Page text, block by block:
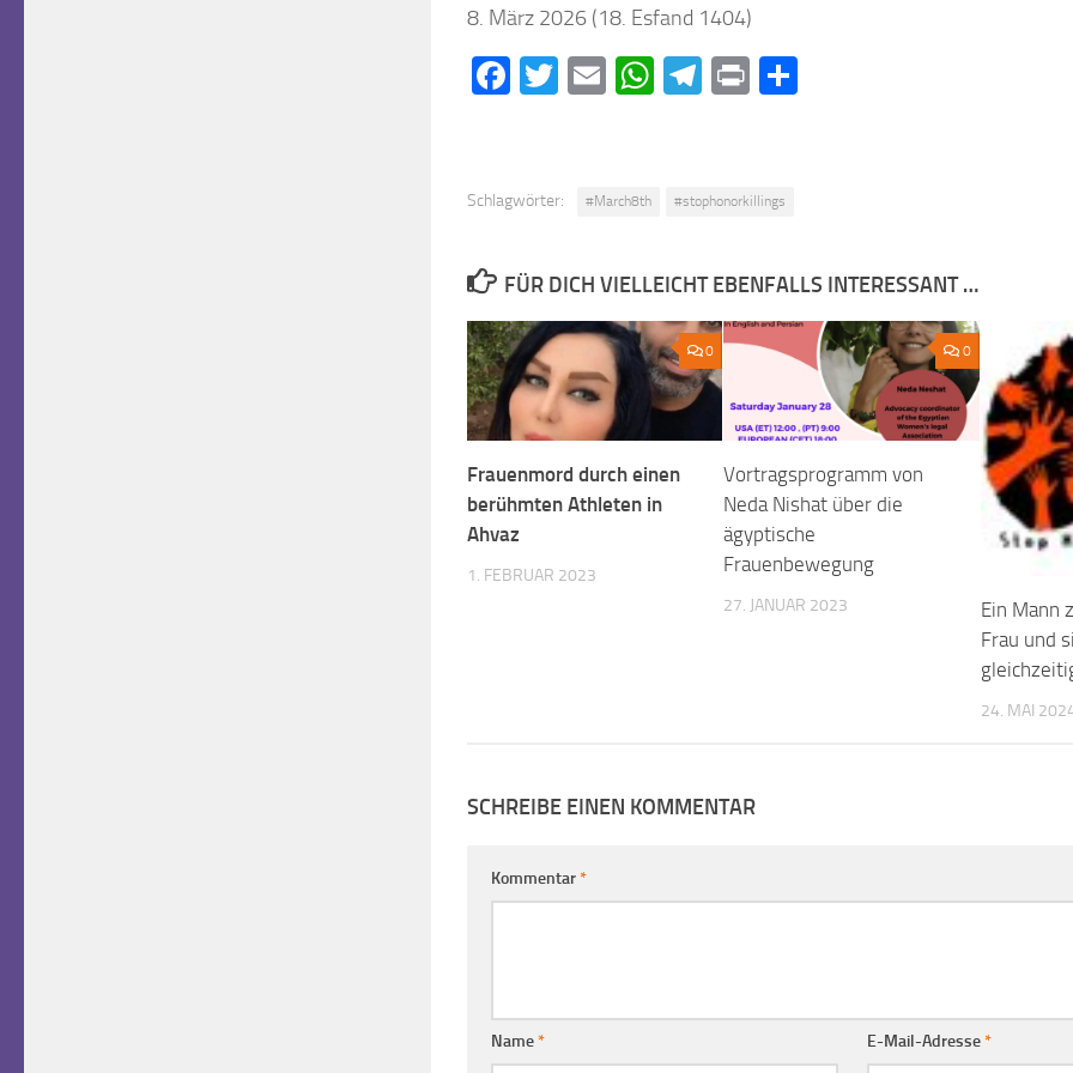
8. März 2026 (18. Esfand 1404)
Facebook
Twitter
EmailWhatsApp
Telegram
Print
Schlagwörter: #March8th #stophonorkillings
FÜR DICH VIELLEICHT EBENFALLS INTERESSANT …
0
Frauenmord durch einen
berühmten Athleten in
Ahvaz
1. FEBRUAR 2023
0
Vortragsprogramm von
Neda Nishat über die
ägyptische
Frauenbewegung
27. JANUAR 2023
Ein Mann
Frau und
24. MAI
SCHREIBE EINEN KOMMENTAR
Kommentar*
Name* E-Mail-Adresse*